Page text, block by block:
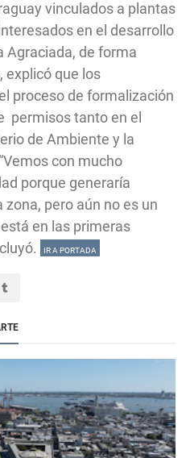
vinculados a plantas
en el desarrollo
Agraciada, de forma
explicó que los
proceso de formalización
permisos tanto en el
de Ambiente y la
con mucho
porque generaría
pero aún no es un
en las primeras
IR A PORTADA